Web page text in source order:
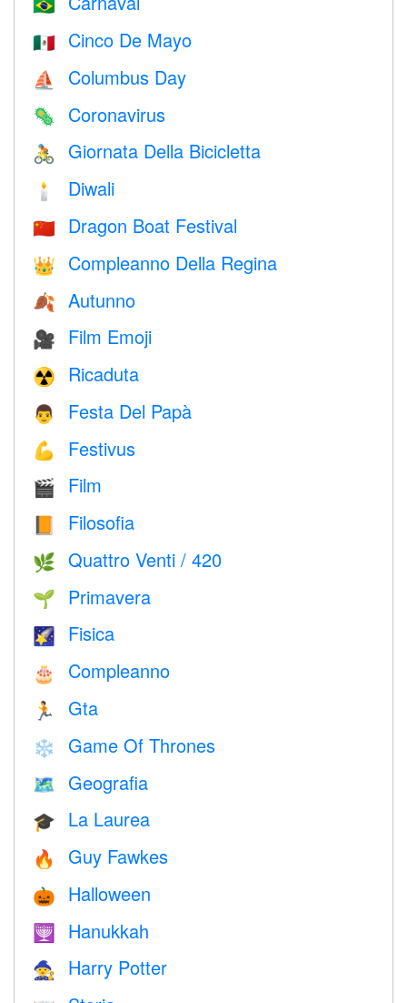
🇧🇷
🇲🇽 Cinco De Mayo
⛵️ Columbus Day
🦠 Coronavirus
🚴 Giornata Della Bicicletta
🕯 Diwali
🇨🇳 Dragon Boat Festival
👑 Compleanno Della Regina
🍂 Autunno
🎥 Film Emoji
☢️ Ricaduta
👨 Festa Del Papà
💪 Festivus
🎬 Film
📙 Filosofia
🌿 Quattro Venti / 420
🌱 Primavera
🌠 Fisica
🎂 Compleanno
🏃 Gta
❄️ Game Of Thrones
🗺 Geografia
🎓 La Laurea
🔥 Guy Fawkes
🎃 Halloween
🕎 Hanukkah
🧙 Harry Potter